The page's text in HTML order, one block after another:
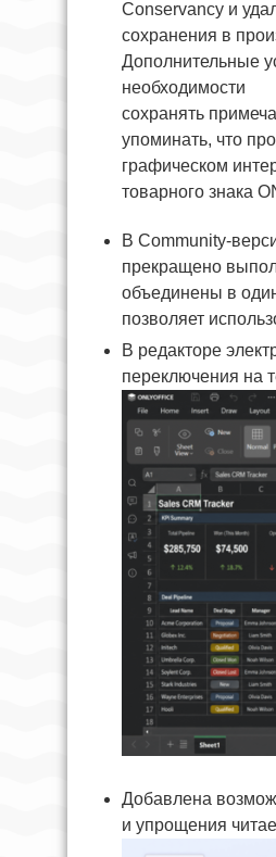
Conservancy и
сохранения в
Дополнительные
необходимости
сохранять
упоминать, что
графическом
товарного знака
В Community-
прекращено
объединены в
позволяет
В редакторе
переключения на
Добавлена
и упрощения